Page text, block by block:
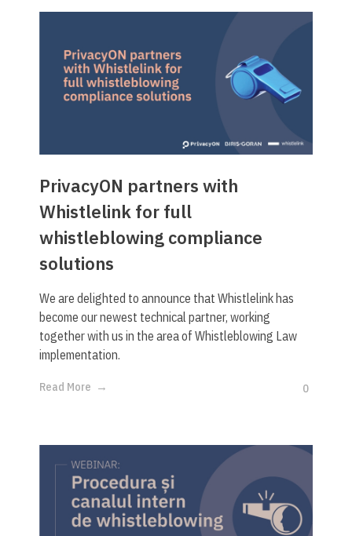
PrivacyON partners with
Whistlelink for full
whistleblowing compliance
solutions
We are delighted to announce that Whistlelink has
become our newest technical partner, working
together with us in the area of Whistleblowing Law
implementation.
Read More 0